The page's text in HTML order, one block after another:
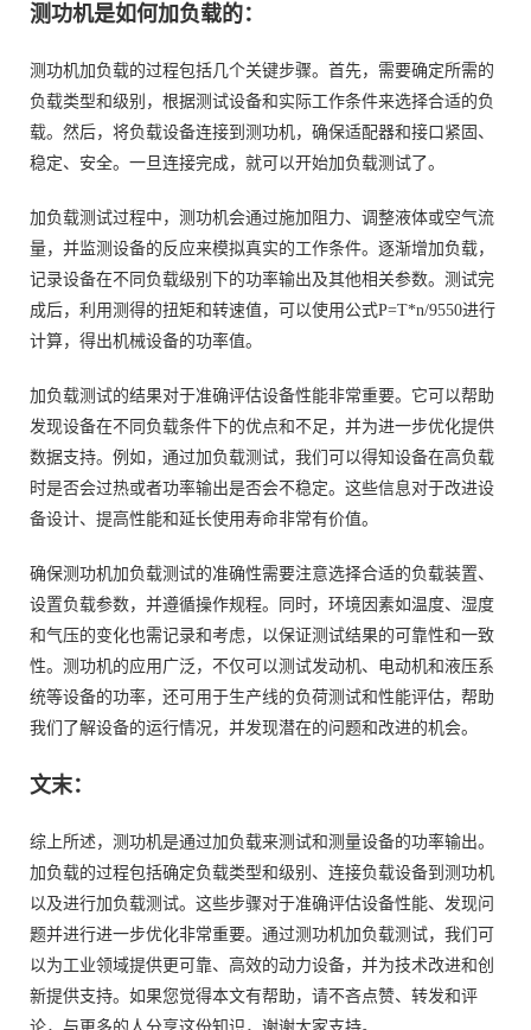
测功机是如何加负载的：
测功机加负载的过程包括几个关键步骤。首先，需要确定所需的
负载类型和级别，根据测试设备和实际工作条件来选择合适的负
载。然后，将负载设备连接到测功机，确保适配器和接口紧固、
稳定、安全。一旦连接完成，就可以开始加负载测试了。
加负载测试过程中，测功机会通过施加阻力、调整液体或空气流
量，并监测设备的反应来模拟真实的工作条件。逐渐增加负载，
记录设备在不同负载级别下的功率输出及其他相关参数。测试完
成后，利用测得的扭矩和转速值，可以使用公式P=T*n/9550进行
计算，得出机械设备的功率值。
加负载测试的结果对于准确评估设备性能非常重要。它可以帮助
发现设备在不同负载条件下的优点和不足，并为进一步优化提供
数据支持。例如，通过加负载测试，我们可以得知设备在高负载
时是否会过热或者功率输出是否会不稳定。这些信息对于改进设
备设计、提高性能和延长使用寿命非常有价值。
确保测功机加负载测试的准确性需要注意选择合适的负载装置、
设置负载参数，并遵循操作规程。同时，环境因素如温度、湿度
和气压的变化也需记录和考虑，以保证测试结果的可靠性和一致
性。测功机的应用广泛，不仅可以测试发动机、电动机和液压系
统等设备的功率，还可用于生产线的负荷测试和性能评估，帮助
我们了解设备的运行情况，并发现潜在的问题和改进的机会。
文末：
综上所述，测功机是通过加负载来测试和测量设备的功率输出。
加负载的过程包括确定负载类型和级别、连接负载设备到测功机
以及进行加负载测试。这些步骤对于准确评估设备性能、发现问
题并进行进一步优化非常重要。通过测功机加负载测试，我们可
以为工业领域提供更可靠、高效的动力设备，并为技术改进和创
新提供支持。如果您觉得本文有帮助，请不吝点赞、转发和评